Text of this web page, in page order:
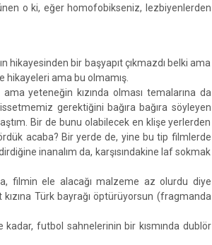
o ki, eğer homofobikseniz, lezbiyenlerden
hikayesinden bir başyapıt çıkmazdı belki ama
hikayeleri ama bu olmamış.
yeteneğin kızında olması temalarına da
gerektiğini bağıra bağıra söyleyen
Bir de bunu olabilecek en klişe yerlerden
acaba? Bir yerde de, yine bu tip filmlerde
inanalım da, karşısındakine laf sokmak
filmin ele alacağı malzeme az olurdu diye
Türk bayrağı öptürüyorsun (fragmanda
kadar, futbol sahnelerinin bir kısmında dublör